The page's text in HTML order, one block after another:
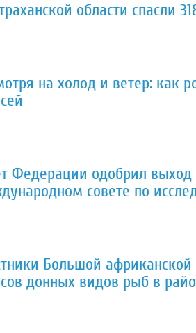
области спасли
на холод и ветер: как
Федерации одобрил
совете по
Большой
донных видов рыб в